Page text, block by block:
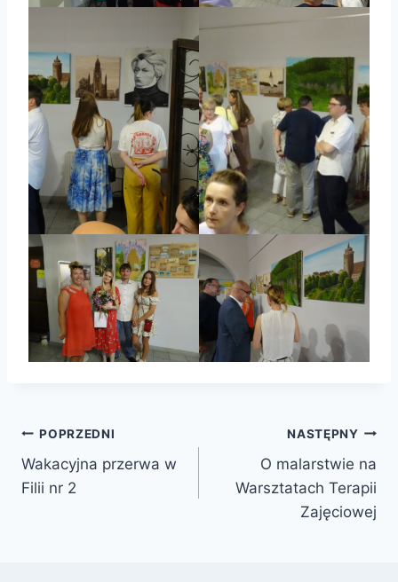
Nawigacja
wpisu
POPRZEDNI
Wakacyjna przerwa w
Filii nr 2
NASTĘPNY
O malarstwie na
Warsztatach Terapii
Zajęciowej